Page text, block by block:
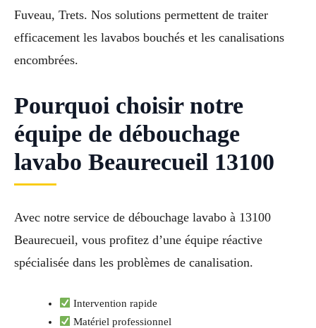
Fuveau, Trets. Nos solutions permettent de traiter
efficacement les lavabos bouchés et les canalisations
encombrées.
Pourquoi choisir notre
équipe de débouchage
lavabo Beaurecueil 13100
Avec notre service de débouchage lavabo à 13100
Beaurecueil, vous profitez d’une équipe réactive
spécialisée dans les problèmes de canalisation.
Intervention rapide
Matériel professionnel